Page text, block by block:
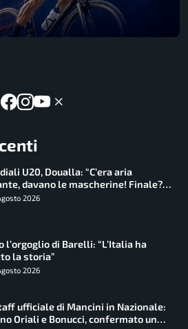
U20, Doualla: “C’era aria
davano le mascherine! Finale?
nulla da perdere”
2026
l’orgoglio di Barelli: “L’Italia ha
la storia”
2026
ufficiale di Mancini in Nazionale:
Oriali e Bonucci, confermato un